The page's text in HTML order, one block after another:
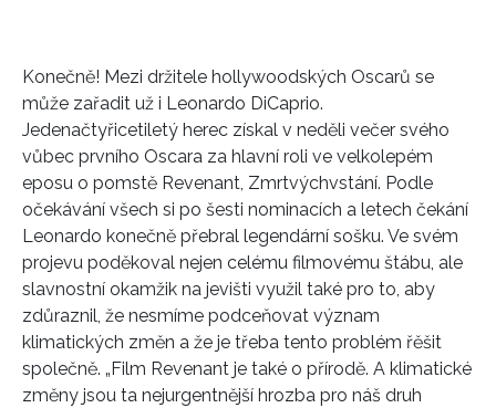
Konečně! Mezi držitele hollywoodských Oscarů se
může zařadit už i Leonardo DiCaprio.
Jedenačtyřicetiletý herec získal v neděli večer svého
vůbec prvního Oscara za hlavní roli ve velkolepém
eposu o pomstě Revenant, Zmrtvýchvstání. Podle
očekávání všech si po šesti nominacích a letech čekání
Leonardo konečně přebral legendární sošku. Ve svém
projevu poděkoval nejen celému filmovému štábu, ale
slavnostní okamžik na jevišti využil také pro to, aby
zdůraznil, že nesmíme podceňovat význam
klimatických změn a že je třeba tento problém řěšit
společně. „Film Revenant je také o přírodě. A klimatické
změny jsou ta nejurgentnější hrozba pro náš druh